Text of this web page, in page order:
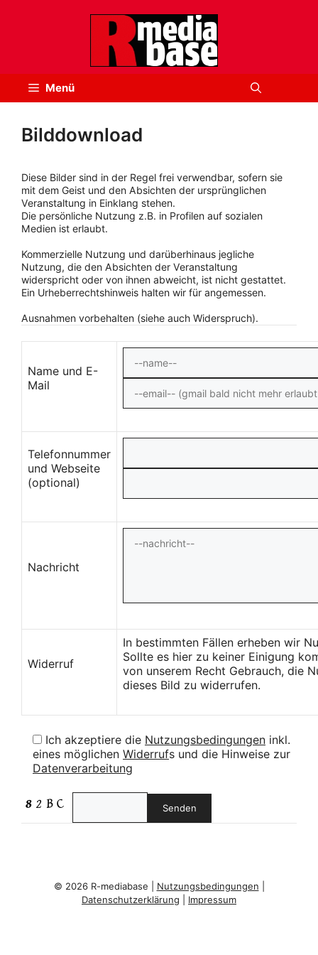
Menü
Bilddownload
Diese Bilder sind in der Regel frei verwendbar, sofern sie
mit dem Geist und den Absichten der ursprünglichen
Veranstaltung in Einklang stehen.
Die persönliche Nutzung z.B. in Profilen auf sozialen
Medien ist erlaubt.
Kommerzielle Nutzung und darüberhinaus jegliche
Nutzung, die den Absichten der Veranstaltung
widerspricht oder von ihnen abweicht, ist nicht gestattet.
Ein Urheberrechtshinweis halten wir für angemessen.
Ausnahmen vorbehalten (siehe auch Widerspruch).
Name und E-
Mail
Telefonnummer
und Webseite
(optional)
Nachricht
Widerruf
In bestimmten Fällen erheben wir
Sollte es hier zu keiner Einigung
von unserem Recht Gebrauch, die
dieses Bild zu widerrufen.
Ich akzeptiere die Nutzungsbedingungen inkl.
eines möglichen Widerrufs und die Hinweise zur
Datenverarbeitung
© 2026 R-mediabase | Nutzungsbedingungen
Datenschutzerklärung
Impressum